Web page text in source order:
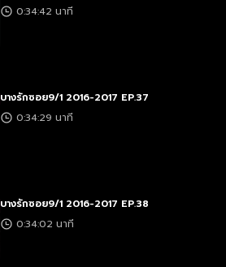
0:34:42 นาที
บางรักซอย9/1 2016-2017 EP.37
0:34:29 นาที
บางรักซอย9/1 2016-2017 EP.38
0:34:02 นาที